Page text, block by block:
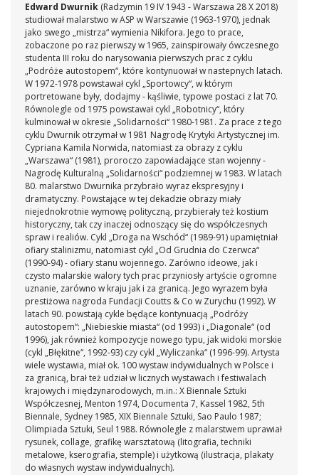
Edward Dwurnik (Radzymin 19 IV 1943 - Warszawa 28 X 2018)
studiował malarstwo w ASP w Warszawie (1963-1970), jednak
jako swego „mistrza“ wymienia Nikifora. Jego to prace,
zobaczone po raz pierwszy w 1965, zainspirowały ówczesnego
studenta III roku do narysowania pierwszych prac z cyklu
„Podróże autostopem“, które kontynuował w nastepnych latach.
W 1972-1978 powstawał cykl „Sportowcy“, w którym
portretowane były, dodajmy - kąśliwie, typowe postaci z lat 70.
Równolegle od 1975 powstawał cykl „Robotnicy“, który
kulminował w okresie „Solidarności“ 1980-1981. Za prace z tego
cyklu Dwurnik otrzymał w 1981 Nagrodę Krytyki Artystycznej im.
Cypriana Kamila Norwida, natomiast za obrazy z cyklu
„Warszawa“ (1981), proroczo zapowiadające stan wojenny -
Nagrodę Kulturalną „Solidarności“ podziemnej w 1983. W latach
80. malarstwo Dwurnika przybrało wyraz ekspresyjny i
dramatyczny. Powstające w tej dekadzie obrazy miały
niejednokrotnie wymowę polityczną, przybierały też kostium
historyczny, tak czy inaczej odnoszący się do współczesnych
spraw i realiów. Cykl „Droga na Wschód“ (1989-91) upamiętniał
ofiary stalinizmu, natomiast cykl „Od Grudnia do Czerwca“
(1990-94) - ofiary stanu wojennego. Zarówno ideowe, jak i
czysto malarskie walory tych prac przyniosły artyście ogromne
uznanie, zarówno w kraju jak i za granicą. Jego wyrazem była
prestiżowa nagroda Fundacji Coutts & Co w Zurychu (1992). W
latach 90. powstają cykle będące kontynuacją „Podróży
autostopem“: „Niebieskie miasta“ (od 1993) i „Diagonale“ (od
1996), jak również kompozycje nowego typu, jak widoki morskie
(cykl „Błękitne“, 1992-93) czy cykl „Wyliczanka“ (1996-99). Artysta
wiele wystawia, miał ok. 100 wystaw indywidualnych w Polsce i
za granicą, brał też udział w licznych wystawach i festiwalach
krajowych i międzynarodowych, m.in.: X Biennale Sztuki
Współczesnej, Menton 1974, Documenta 7, Kassel 1982, 5th
Biennale, Sydney 1985, XIX Biennale Sztuki, Sao Paulo 1987;
Olimpiada Sztuki, Seul 1988. Równolegle z malarstwem uprawiał
rysunek, collage, grafikę warsztatową (litografia, techniki
metalowe, kserografia, stemple) i użytkową (ilustracja, plakaty
do własnych wystaw indywidualnych).